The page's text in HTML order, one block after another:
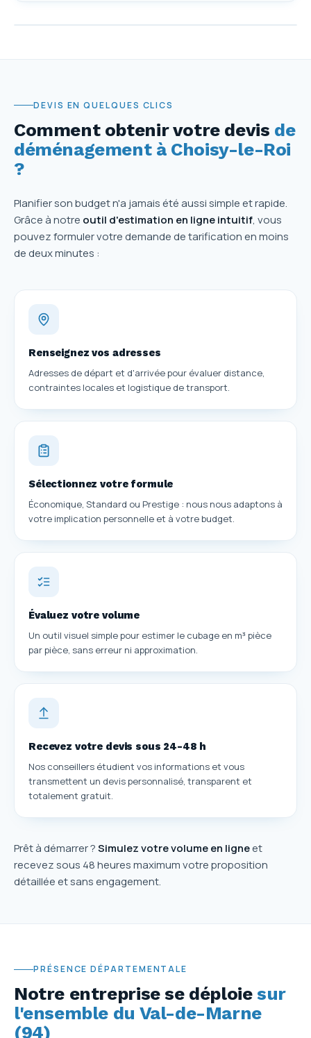
DEVIS EN QUELQUES CLICS
Comment obtenir votre devis de
déménagement à Choisy-le-Roi
?
Planifier son budget n'a jamais été aussi simple et rapide.
Grâce à notre outil d'estimation en ligne intuitif, vous
pouvez formuler votre demande de tarification en moins
de deux minutes :
Renseignez vos adresses
Adresses de départ et d'arrivée pour évaluer distance,
contraintes locales et logistique de transport.
Sélectionnez votre formule
Économique, Standard ou Prestige : nous nous adaptons à
votre implication personnelle et à votre budget.
Évaluez votre volume
Un outil visuel simple pour estimer le cubage en m³ pièce
par pièce, sans erreur ni approximation.
Recevez votre devis sous 24-48 h
Nos conseillers étudient vos informations et vous
transmettent un devis personnalisé, transparent et
totalement gratuit.
Prêt à démarrer ?Simulez votre volume en ligneet
recevez sous 48 heures maximum votre proposition
détaillée et sans engagement.
PRÉSENCE DÉPARTEMENTALE
Notre entreprise se déploie sur
l'ensemble du Val-de-Marne
(94)